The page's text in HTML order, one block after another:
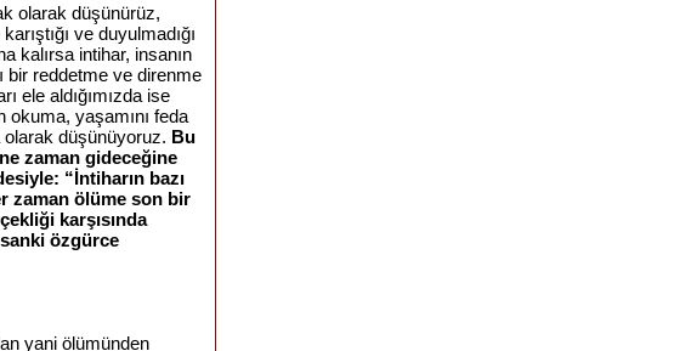
olarak düşünürüz,
ve duyulmadığı
kalırsa intihar, insanın
bir reddetme ve direnme
ele aldığımızda ise
yaşamını feda
düşünüyoruz. Bu
zaman gideceğine
“İntiharın bazı
zaman ölüme son bir
karşısında
sanki özgürce
yani ölümünden